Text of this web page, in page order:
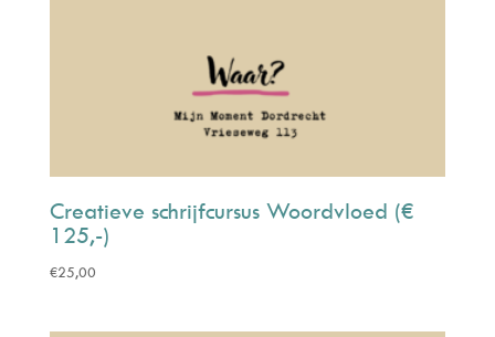
Creatieve schrijfcursus Woordvloed (€
125,-)
€25,00